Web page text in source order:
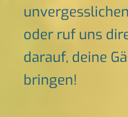
oder ruf uns
darauf, deine
bringen!